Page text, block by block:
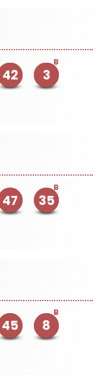
42
B
3
47
B
35
45
B
8